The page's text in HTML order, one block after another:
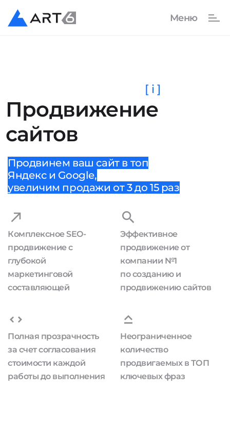
Продвижение
сайтов
[ i ]
Продвинем ваш сайт в топ
Яндекс и Google,
увеличим продажи от 3 до 15 раз
Комплексное SEO-
продвижение с
глубокой
маркетинговой
составляющей
Эффективное
продвижение от
компании №1
по созданию и
продвижению сайтов
Полная прозрачность
за счет согласования
стоимости каждой
работы до выполнения
Неограниченное
количество
продвигаемых в ТОП
ключевых фраз